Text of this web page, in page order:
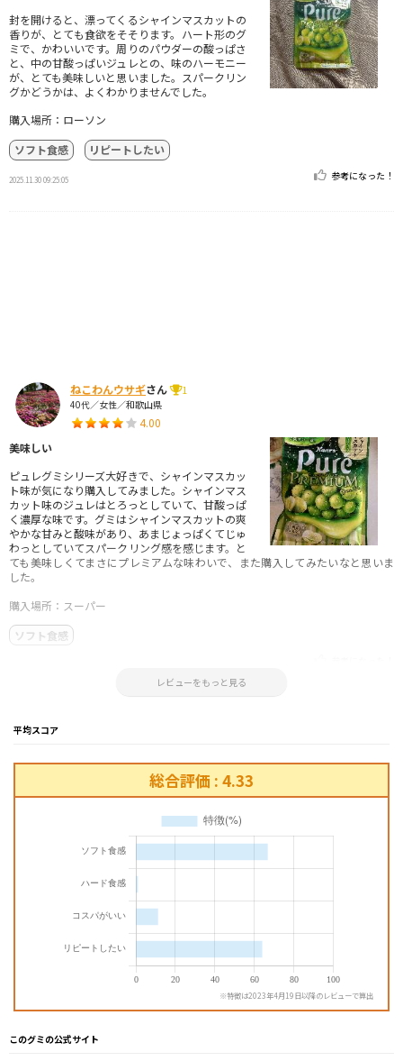
封を開けると、漂ってくるシャインマスカットの
香りが、とても食欲をそそります。ハート形のグ
ミで、かわいいです。周りのパウダーの酸っぱさ
と、中の甘酸っぱいジュレとの、味のハーモニー
が、とても美味しいと思いました。スパークリン
グかどうかは、よくわかりませんでした。
購入場所：ローソン
ソフト食感
リピートしたい
2025.11.30 09:25:05 参考になった！
ねこわんウサギさん
1
40代／女性／和歌山県
4.00
美味しい
ピュレグミシリーズ大好きで、シャインマスカッ
ト味が気になり購入してみました。シャインマス
カット味のジュレはとろっとしていて、甘酸っぱ
く濃厚な味です。グミはシャインマスカットの爽
やかな甘みと酸味があり、あまじょっぱくてじゅ
わっとしていてスパークリング感を感じます。と
ても美味しくてまさにプレミアムな味わいで、また購入してみたいなと思いま
した。
購入場所：スーパー
ソフト食感
レビューをもっと見る
平均スコア
総合評価 : 4.33
※特徴は2023年4月19日以降のレビューで算出
このグミの公式サイト